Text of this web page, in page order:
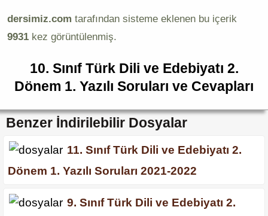
dersimiz.com tarafından sisteme eklenen bu içerik
9931 kez görüntülenmiş.
10. Sınıf Türk Dili ve Edebiyatı 2.
Dönem 1. Yazılı Soruları ve Cevapları
Benzer İndirilebilir Dosyalar
11. Sınıf Türk Dili ve Edebiyatı 2.
Dönem 1. Yazılı Soruları 2021-2022
9. Sınıf Türk Dili ve Edebiyatı 2.